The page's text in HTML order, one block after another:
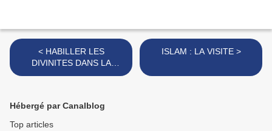
< HABILLER LES
DIVINITES DANS LA
RELIGION HINDOUE
ISLAM : LA VISITE >
Hébergé par Canalblog
Top articles